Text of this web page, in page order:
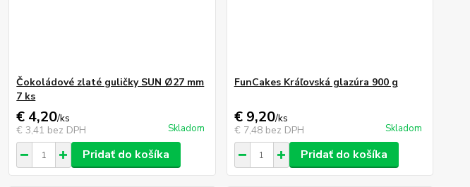
Čokoládové zlaté guličky SUN Ø27 mm
7 ks
€ 4,20/ks
€ 3,41 bez DPH Skladom
Pridať do košíka
FunCakes Kráľovská glazúra 900 g
€ 9,20/ks
€ 7,48 bez DPH Skladom
Pridať do košíka